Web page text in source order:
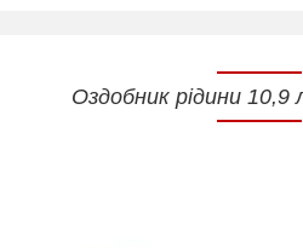
Оздобник рідини 10,9